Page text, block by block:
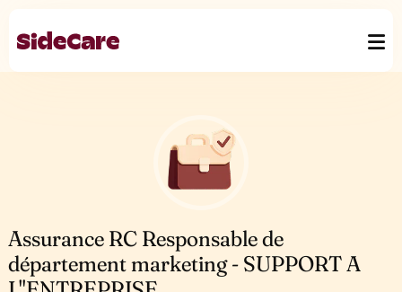
Assurance RC Responsable de
département marketing - SUPPORT A